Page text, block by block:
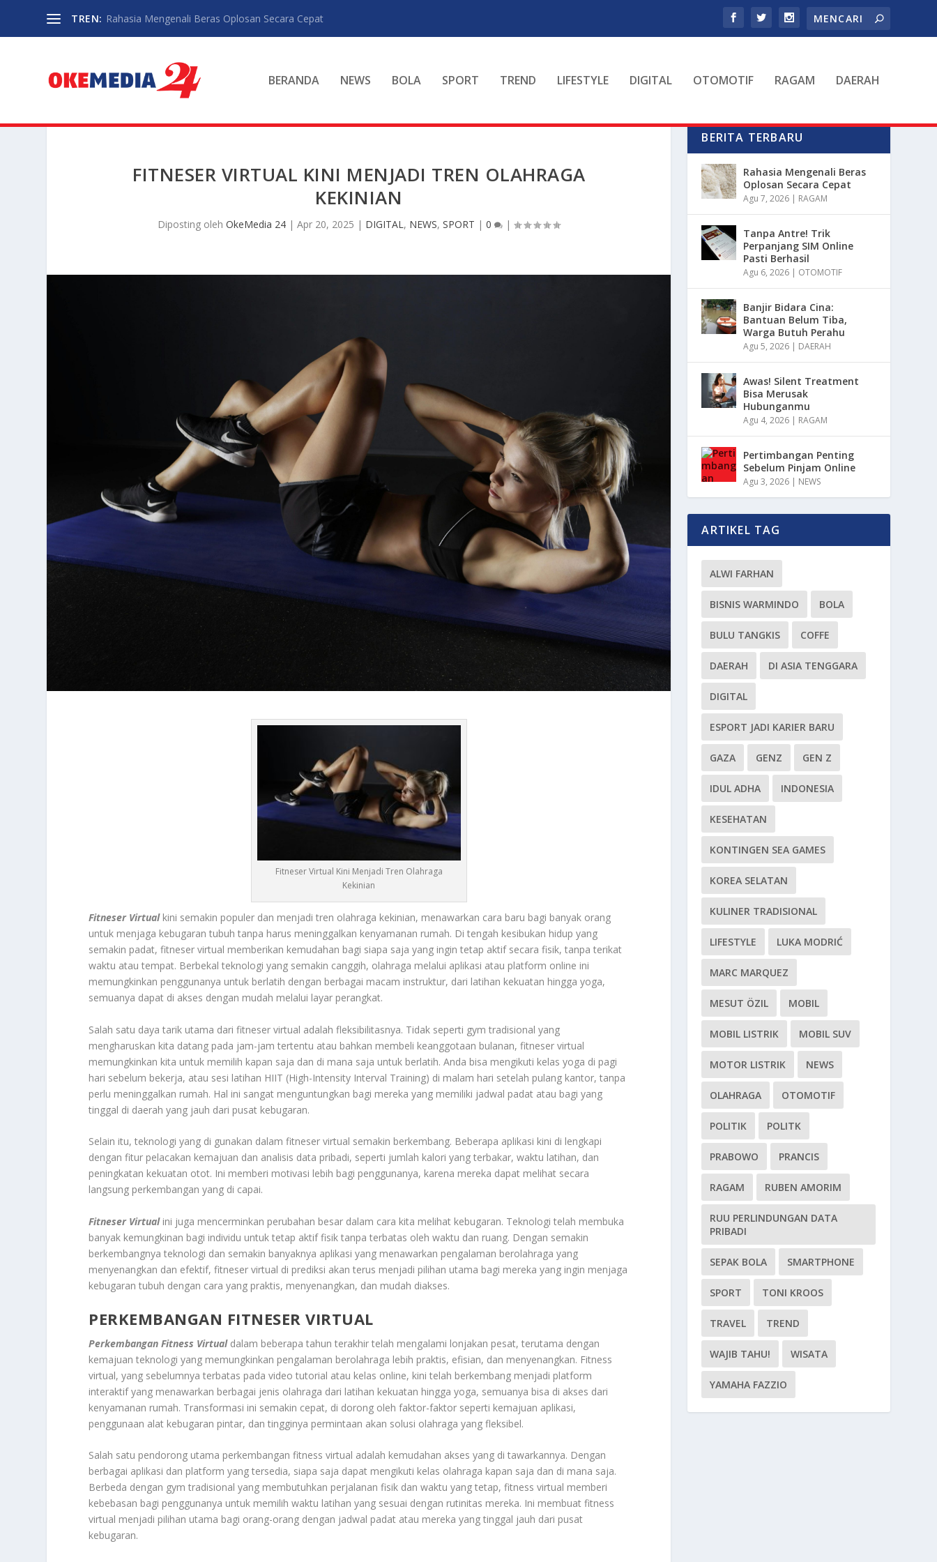
TREN: Rahasia Mengenali Beras Oplosan Secara Cepat
BERANDA NEWS BOLA SPORT TREND LIFESTYLE DIGITAL OTOMOTIF RAGAM DAERAH
FITNESER VIRTUAL KINI MENJADI TREN OLAHRAGA
KEKINIAN
Diposting olehOkeMedia 24 |Apr 20, 2025 | DIGITAL, NEWS,SPORT |0 |
Fitneser Virtual Kini Menjadi Tren Olahraga
Kekinian
Fitneser Virtualkini semakin populer dan menjadi tren olahraga kekinian, menawarkan cara baru bagi banyak orang
untuk menjaga kebugaran tubuh tanpa harus meninggalkan kenyamanan rumah. Di tengah kesibukan hidup yang
semakin padat, fitneser virtual memberikan kemudahan bagi siapa saja yang ingin tetap aktif secara fisik, tanpa terikat
waktu atau tempat. Berbekal teknologi yang semakin canggih, olahraga melalui aplikasi atau platform online ini
memungkinkan penggunanya untuk berlatih dengan berbagai macam instruktur, dari latihan kekuatan hingga yoga,
semuanya dapat di akses dengan mudah melalui layar perangkat.
Salah satu daya tarik utama dari fitneser virtual adalah fleksibilitasnya. Tidak seperti gym tradisional yang
mengharuskan kita datang pada jam-jam tertentu atau bahkan membeli keanggotaan bulanan, fitneser virtual
memungkinkan kita untuk memilih kapan saja dan di mana saja untuk berlatih. Anda bisa mengikuti kelas yoga di pagi
hari sebelum bekerja, atau sesi latihan HIIT (High-Intensity Interval Training) di malam hari setelah pulang kantor, tanpa
perlu meninggalkan rumah. Hal ini sangat menguntungkan bagi mereka yang memiliki jadwal padat atau bagi yang
tinggal di daerah yang jauh dari pusat kebugaran.
Selain itu, teknologi yang di gunakan dalam fitneser virtual semakin berkembang. Beberapa aplikasi kini di lengkapi
dengan fitur pelacakan kemajuan dan analisis data pribadi, seperti jumlah kalori yang terbakar, waktu latihan, dan
peningkatan kekuatan otot. Ini memberi motivasi lebih bagi penggunanya, karena mereka dapat melihat secara
langsung perkembangan yang di capai.
Fitneser Virtualini juga mencerminkan perubahan besar dalam cara kita melihat kebugaran. Teknologi telah membuka
banyak kemungkinan bagi individu untuk tetap aktif fisik tanpa terbatas oleh waktu dan ruang. Dengan semakin
berkembangnya teknologi dan semakin banyaknya aplikasi yang menawarkan pengalaman berolahraga yang
menyenangkan dan efektif, fitneser virtual di prediksi akan terus menjadi pilihan utama bagi mereka yang ingin menjaga
kebugaran tubuh dengan cara yang praktis, menyenangkan, dan mudah diakses.
PERKEMBANGAN FITNESER VIRTUAL
Perkembangan Fitness Virtualdalam beberapa tahun terakhir telah mengalami lonjakan pesat, terutama dengan
kemajuan teknologi yang memungkinkan pengalaman berolahraga lebih praktis, efisian, dan menyenangkan. Fitness
virtual, yang sebelumnya terbatas pada video tutorial atau kelas online, kini telah berkembang menjadi platform
interaktif yang menawarkan berbagai jenis olahraga dari latihan kekuatan hingga yoga, semuanya bisa di akses dari
kenyamanan rumah. Transformasi ini semakin cepat, di dorong oleh faktor-faktor seperti kemajuan aplikasi,
penggunaan alat kebugaran pintar, dan tingginya permintaan akan solusi olahraga yang fleksibel.
Salah satu pendorong utama perkembangan fitness virtual adalah kemudahan akses yang di tawarkannya. Dengan
berbagai aplikasi dan platform yang tersedia, siapa saja dapat mengikuti kelas olahraga kapan saja dan di mana saja.
Berbeda dengan gym tradisional yang membutuhkan perjalanan fisik dan waktu yang tetap, fitness virtual memberi
kebebasan bagi penggunanya untuk memilih waktu latihan yang sesuai dengan rutinitas mereka. Ini membuat fitness
virtual menjadi pilihan utama bagi orang-orang dengan jadwal padat atau mereka yang tinggal jauh dari pusat
kebugaran.
BERITA TERBARU
Rahasia Mengenali Beras
Oplosan Secara Cepat
Agu 7, 2026 | RAGAM
Tanpa Antre! Trik
Perpanjang SIM Online
Pasti Berhasil
Agu 6, 2026 | OTOMOTIF
Banjir Bidara Cina:
Bantuan Belum Tiba,
Warga Butuh Perahu
Agu 5, 2026 | DAERAH
Awas! Silent Treatment
Bisa Merusak
Hubunganmu
Agu 4, 2026 | RAGAM
Pertimbangan Penting
Sebelum Pinjam Online
Agu 3, 2026 | NEWS
ARTIKEL TAG
ALWI FARHAN
BISNIS WARMINDO BOLA
BULU TANGKIS COFFE
DAERAH DI ASIA TENGGARA
DIGITAL
ESPORT JADI KARIER BARU
GAZA GENZ GEN Z
IDUL ADHA INDONESIA
KESEHATAN
KONTINGEN SEA GAMES
KOREA SELATAN
KULINER TRADISIONAL
LIFESTYLE LUKA MODRIĆ
MARC MARQUEZ
MESUT ÖZIL MOBIL
MOBIL LISTRIK MOBIL SUV
MOTOR LISTRIK NEWS
OLAHRAGA OTOMOTIF
POLITIK POLITK
PRABOWO PRANCIS
RAGAM RUBEN AMORIM
RUU PERLINDUNGAN DATA
PRIBADI
SEPAK BOLA SMARTPHONE
SPORT TONI KROOS
TRAVEL TREND
WAJIB TAHU! WISATA
YAMAHA FAZZIO